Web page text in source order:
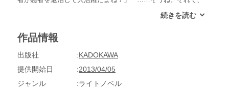
はギセイは必要なんだよ！」「……実はあたし『カンパニー』
のおかげよねぇぇぇ」「えへへ、それほどでもないよ！」「く
っ!!」――これは、人間と吸血鬼間に起きたトラブルを処理す
る若き調停員・葛城ミミコとその護衛たる吸血鬼の兄弟、望月
作品情報
出版社
KADOKAWA
提供開始日
2013/04/05
ジャンル
ライトノベル